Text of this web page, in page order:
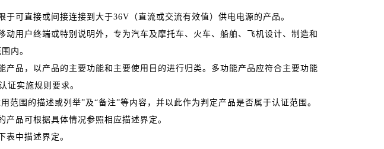
可直接或间接连接到大于36V（直流或交流有效值）供电电源的产品。
用户终端或特别说明外，专为汽车及摩托车、火车、船舶、飞机设计、制造和
内。
品，以产品的主要功能和主要使用目的进行归类。多功能产品应符合主要功能
证实施规则要求。
范围的描述或列举”及“备注”等内容，并以此作为判定产品是否属于认证范围。
品可根据具体情况参照相应描述界定。
表中描述界定。